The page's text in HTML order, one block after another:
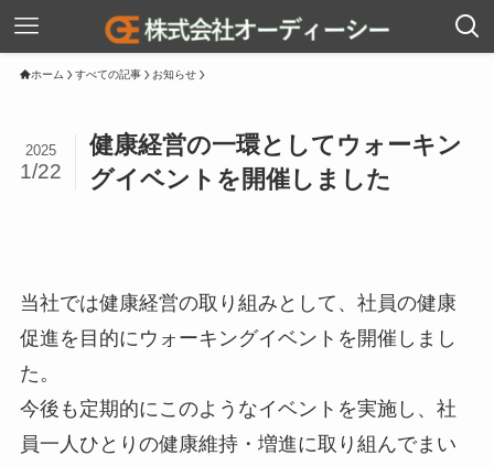
ホーム すべての記事 お知らせ
健康経営の一環としてウォーキン
グイベントを開催しました
2025
1/22
当社では健康経営の取り組みとして、社員の健康
促進を目的にウォーキングイベントを開催しまし
た。
今後も定期的にこのようなイベントを実施し、社
員一人ひとりの健康維持・増進に取り組んでまい